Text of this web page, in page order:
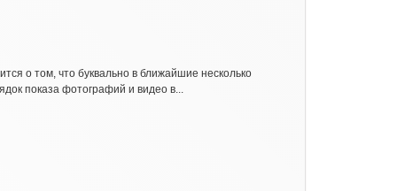
о том, что буквально в ближайшие несколько
показа фотографий и видео в...